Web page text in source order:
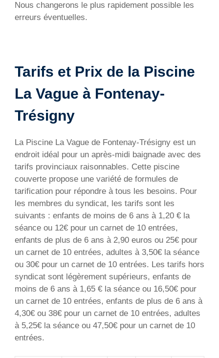
Nous changerons le plus rapidement possible les
erreurs éventuelles.
Tarifs et Prix de la Piscine
La Vague à Fontenay-
Trésigny
La Piscine La Vague de Fontenay-Trésigny est un
endroit idéal pour un après-midi baignade avec des
tarifs provinciaux raisonnables. Cette piscine
couverte propose une variété de formules de
tarification pour répondre à tous les besoins. Pour
les membres du syndicat, les tarifs sont les
suivants : enfants de moins de 6 ans à 1,20 € la
séance ou 12€ pour un carnet de 10 entrées,
enfants de plus de 6 ans à 2,90 euros ou 25€ pour
un carnet de 10 entrées, adultes à 3,50€ la séance
ou 30€ pour un carnet de 10 entrées. Les tarifs hors
syndicat sont légèrement supérieurs, enfants de
moins de 6 ans à 1,65 € la séance ou 16,50€ pour
un carnet de 10 entrées, enfants de plus de 6 ans à
4,30€ ou 38€ pour un carnet de 10 entrées, adultes
à 5,25€ la séance ou 47,50€ pour un carnet de 10
entrées.